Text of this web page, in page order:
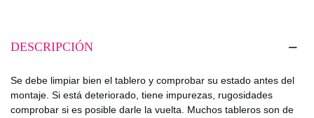
DESCRIPCIÓN
Se debe limpiar bien el tablero y comprobar su estado antes del
montaje. Si está deteriorado, tiene impurezas, rugosidades
comprobar si es posible darle la vuelta. Muchos tableros son de